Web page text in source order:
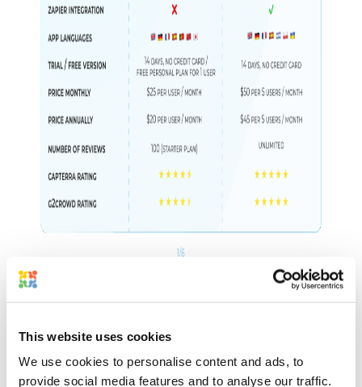
This website uses cookies
We use cookies to personalise content and ads, to
provide social media features and to analyse our traffic.
Essayez Approval Studio !
Pourquoi choisir Approval
Studio ?